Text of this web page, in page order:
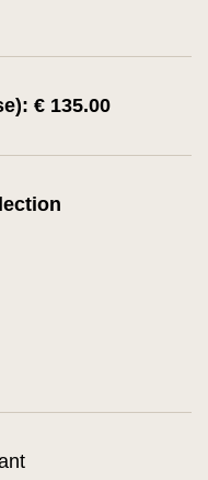
€ 135.00